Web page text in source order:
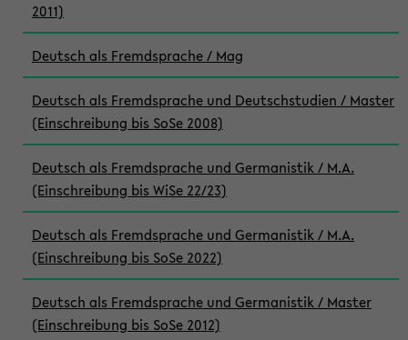
2011)
Deutsch als Fremdsprache / Mag
Deutsch als Fremdsprache und Deutschstudien / Master
(Einschreibung bis SoSe 2008)
Deutsch als Fremdsprache und Germanistik / M.A.
(Einschreibung bis WiSe 22/23)
Deutsch als Fremdsprache und Germanistik / M.A.
(Einschreibung bis SoSe 2022)
Deutsch als Fremdsprache und Germanistik / Master
(Einschreibung bis SoSe 2012)